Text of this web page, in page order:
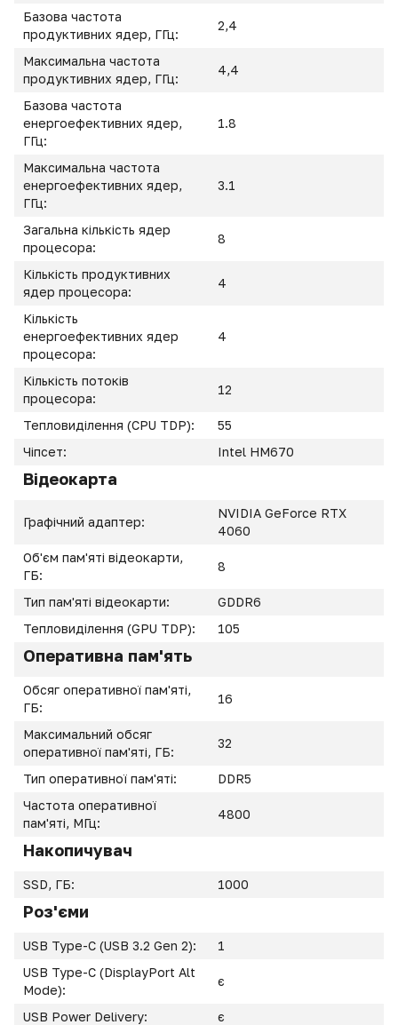
Базова частота
продуктивних ядер, ГГц:
2,4
Максимальна частота
продуктивних ядер, ГГц:
4,4
Базова частота
енергоефективних ядер,
ГГц:
1.8
Максимальна частота
енергоефективних ядер,
ГГц:
3.1
Загальна кількість ядер
процесора:
8
Кількість продуктивних
ядер процесора:
4
Кількість
енергоефективних ядер
процесора:
4
Кількість потоків
процесора:
12
Тепловиділення (CPU TDP):
55
Чіпсет:
Intel HM670
Відеокарта
Графічний адаптер:
NVIDIA GeForce RTX
4060
Об'єм пам'яті відеокарти,
ГБ:
8
Тип пам'яті відеокарти:
GDDR6
Тепловиділення (GPU TDP):
105
Оперативна пам'ять
Обсяг оперативної пам'яті,
ГБ:
16
Максимальний обсяг
оперативної пам'яті, ГБ:
32
Тип оперативної пам'яті:
DDR5
Частота оперативної
пам'яті, МГц:
4800
Накопичувач
SSD, ГБ: 1000
Роз'єми
USB Type-C (USB 3.2 Gen 2):
1
USB Type-C (DisplayPort Alt
Mode):
є
USB Power Delivery: є